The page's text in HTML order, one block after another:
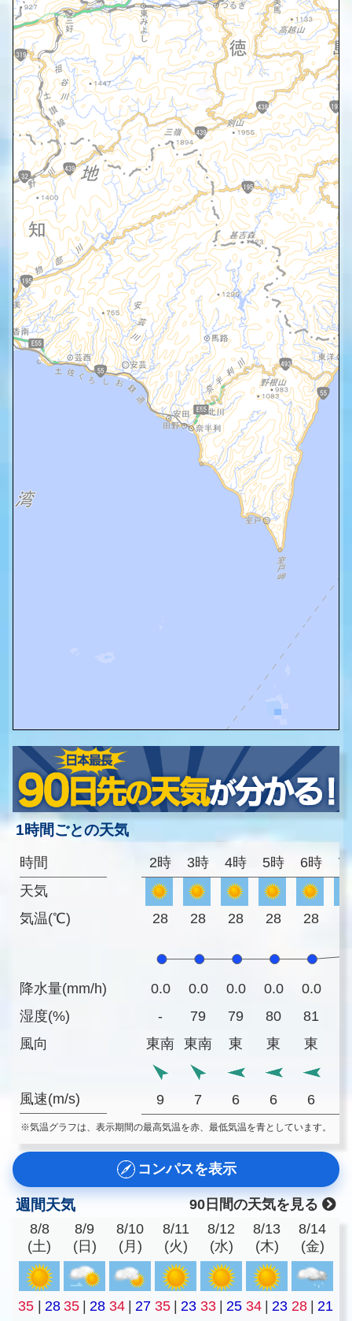
1時間ごとの天気
時間
天気
気温(℃)
降水量(mm/h)
湿度(%)
風向
風速(m/s)
2時 3時 4時 5時 6時 7
28 28 28 28 28
0.0 0.0 0.0 0.0 0.0
-
79 79 80 81
東南
東南 東 東 東
9 7 6 6 6
※気温グラフは、表示期間の最高気温を赤、最低気温を青としています。
コンパスを表示
週間天気
90日間の天気を見る
8/8
(土)
8/9
(日)
8/10
(月)
8/11
(火)
8/12
(水)
8/13
(木)
8/14
(金)
35 28 35 28 34 27 35 23 33 25 34 23 28
21